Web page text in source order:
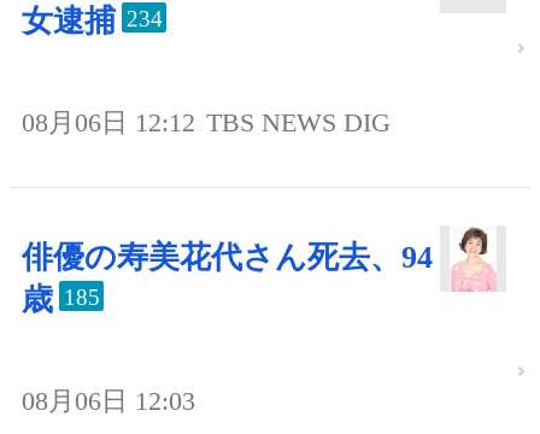
女逮捕 234
08月06日 12:12 TBS NEWS DIG
俳優の寿美花代さん死去、94
歳 185
08月06日 12:03